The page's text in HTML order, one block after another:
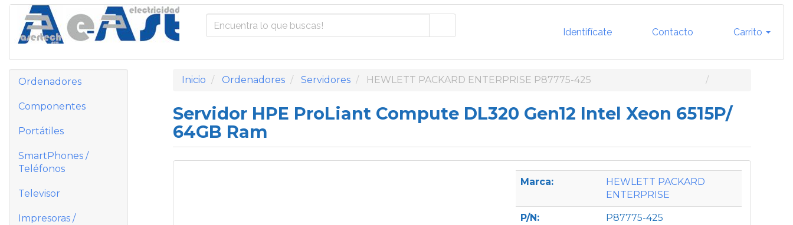
Identifícate Contacto Carrito
Ordenadores
Componentes
Portátiles
SmartPhones /
Teléfonos
Televisor
Impresoras /
Inicio Ordenadores Servidores HEWLETT PACKARD ENTERPRISE P87775-425
Servidor HPE ProLiant Compute DL320 Gen12 Intel Xeon 6515P/
64GB Ram
Marca:
HEWLETT PACKARD
ENTERPRISE
P/N: P87775-425